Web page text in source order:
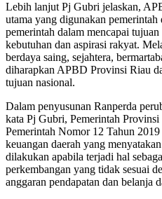
Lebih lanjut Pj Gubri jelaskan,
utama yang digunakan
pemerintah dalam mencapai
kebutuhan dan aspirasi rakyat.
berdaya saing, sejahtera,
diharapkan APBD Provinsi Riau
tujuan nasional.
Dalam penyusunan Ranperda
kata Pj Gubri, Pemerintah
Pemerintah Nomor 12 Tahun
keuangan daerah yang
dilakukan apabila terjadi hal
perkembangan yang tidak sesuai
anggaran pendapatan dan belanja